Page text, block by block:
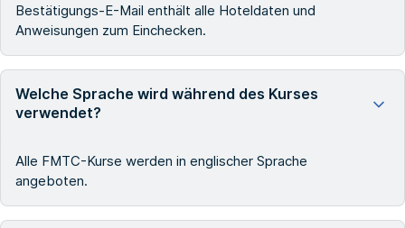
Bestätigungs-E-Mail enthält alle Hoteldaten und
Anweisungen zum Einchecken.
Welche Sprache wird während des Kurses
verwendet?
Alle FMTC-Kurse werden in englischer Sprache
angeboten.